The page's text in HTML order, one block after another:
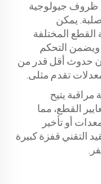
ظروف جيولوجية
يمكن
المختلفة
ويضمن التحكم
حدوث أقل قدر من
تقدم مثلى.
يتيح
القطع، مما
أو تأخير
التقني قفزة كبيرة